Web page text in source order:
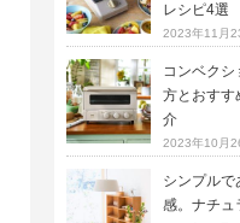
レシピ4選
2023年11月
コンベクシ
方とおすす
介
2023年10月
シンプルで
感。ナチュ